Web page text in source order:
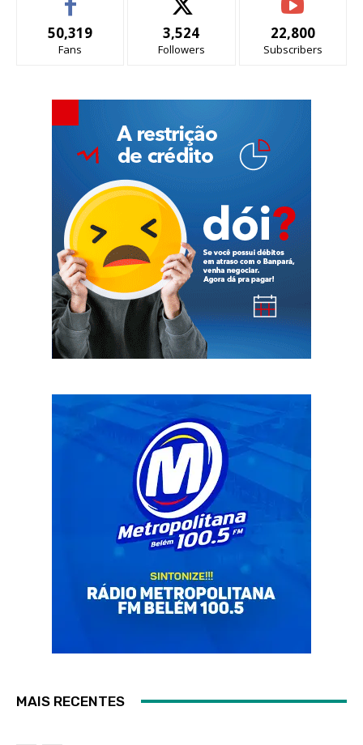
50,319
Fans
3,524
Followers
22,800
Subscribers
MAIS RECENTES